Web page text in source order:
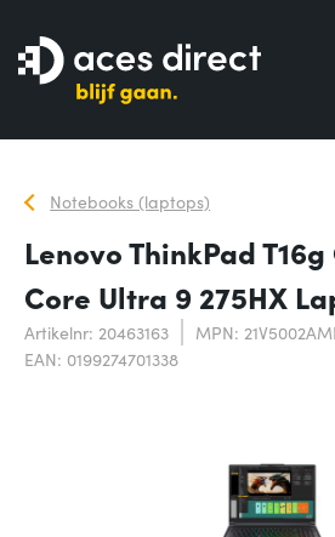
Notebooks (laptops)
Lenovo ThinkPad
Core Ultra 9 275HX
Artikelnr: 20463163
MPN:
EAN: 0199274701338